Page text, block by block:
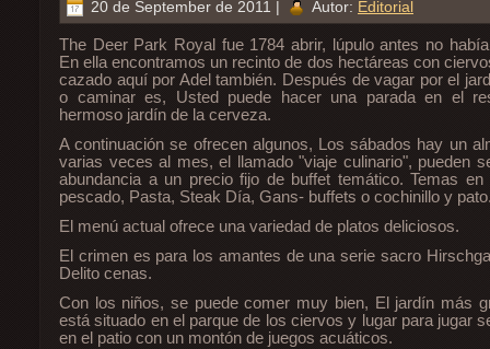
20 de September de 2011 | Autor: Editorial
The Deer Park Royal fue 1784 abrir, lúpulo antes no
En ella encontramos un recinto de dos hectáreas con
cazado aquí por Adel también. Después de vagar por el
o caminar es, Usted puede hacer una parada en el
hermoso jardín de la cerveza.
A continuación se ofrecen algunos, Los sábados hay un
varias veces al mes, el llamado "viaje culinario", pueden
abundancia a un precio fijo de buffet temático. Temas
pescado, Pasta, Steak Día, Gans- buffets o cochinillo y
El menú actual ofrece una variedad de platos deliciosos.
El crimen es para los amantes de una serie sacro
Delito cenas.
Con los niños, se puede comer muy bien, El jardín más
está situado en el parque de los ciervos y lugar para jugar
en el patio con un montón de juegos acuáticos.